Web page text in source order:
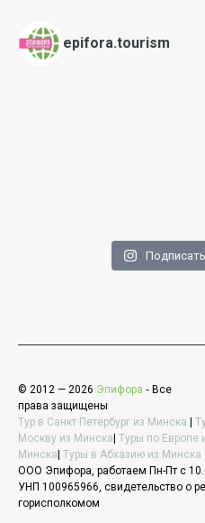
epifora.tourism
© 2012 — 2026 Эпифора ‐ Все
права защищены
Тур в Санкт Петербург из Минска |
Москву из Минска| Туры по Европе
Минска| Туры в Абхазию из Минска
ООО Эпифора, работаем Пн-Пт с
УНП 100965966, свидетельство о
горисполкомом